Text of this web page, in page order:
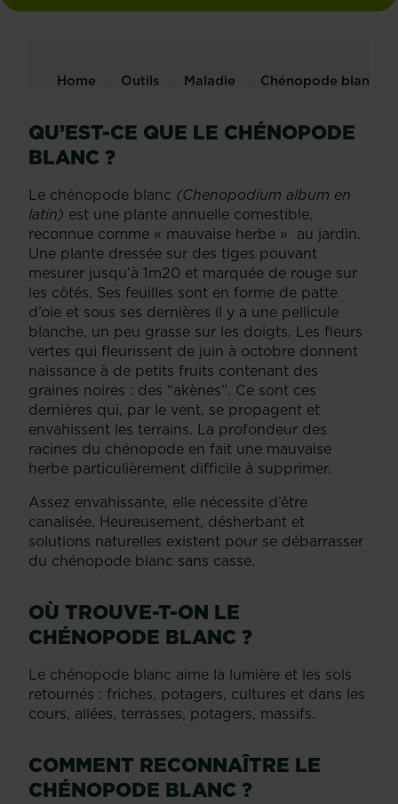
Home Outils Maladie Chénopode blanc
QU’EST-CE QUE LE CHÉNOPODE
BLANC ?
Le chénopode blanc (Chenopodium album en
latin) est une plante annuelle comestible,
reconnue comme « mauvaise herbe » au jardin.
Une plante dressée sur des tiges pouvant
mesurer jusqu’à 1m20 et marquée de rouge sur
les côtés. Ses feuilles sont en forme de patte
d’oie et sous ses dernières il y a une pellicule
blanche, un peu grasse sur les doigts. Les fleurs
vertes qui fleurissent de juin à octobre donnent
naissance à de petits fruits contenant des
graines noires : des “akènes”. Ce sont ces
dernières qui, par le vent, se propagent et
envahissent les terrains. La profondeur des
racines du chénopode en fait une mauvaise
herbe particulièrement difficile à supprimer.
Assez envahissante, elle nécessite d’être
canalisée. Heureusement, désherbant et
solutions naturelles existent pour se débarrasser
du chénopode blanc sans casse.
OÙ TROUVE-T-ON LE
CHÉNOPODE BLANC ?
Le chénopode blanc aime la lumière et les sols
retournés : friches, potagers, cultures et dans les
cours, allées, terrasses, potagers, massifs.
COMMENT RECONNAÎTRE LE
CHÉNOPODE BLANC ?